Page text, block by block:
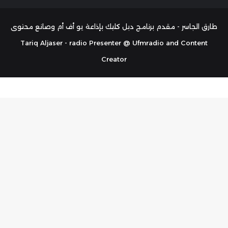
RSS
طارق الجاسر - مقدم برنامج دبل كليك بإذاعة يو أف أم وصانع محتوى
Tariq Aljaser - radio Presenter @ Ufmradio and Content
Creator